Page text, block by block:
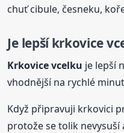
chuť cibule, česneku,
Je lepší krkovice
Krkovice vcelku je lepší
vhodnější na rychlé
Když připravuji krkovici
protože se tolik nevysuší